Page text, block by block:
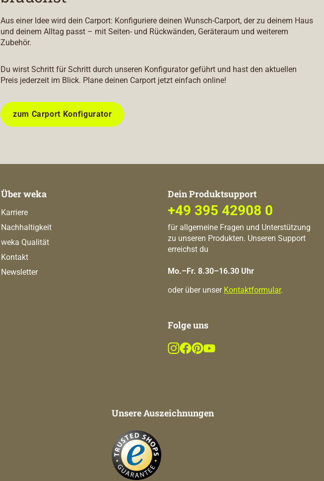
Aus einer Idee wird dein Carport: Konfiguriere deinen Wunsch-Carport, der zu deinem Haus
und deinem Alltag passt – mit Seiten- und Rückwänden, Geräteraum und weiterem
Zubehör.
Du wirst Schritt für Schritt durch unseren Konfigurator geführt und hast den aktuellen
Preis jederzeit im Blick. Plane deinen Carport jetzt einfach online!
zum Carport Konfigurator
Über weka
Karriere
Nachhaltigkeit
weka Qualität
Kontakt
Newsletter
Dein Produktsupport
+49 395 42908 0
für allgemeine Fragen und Unterstützung
zu unseren Produkten. Unseren Support
erreichst du
Mo.–Fr. 8.30–16.30 Uhr
oder über unser Kontaktformular.
Folge uns
Unsere Auszeichnungen